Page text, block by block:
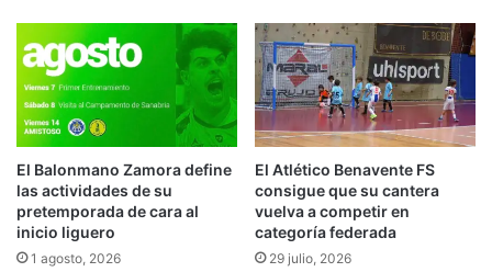
El Balonmano Zamora define
las actividades de su
pretemporada de cara al
inicio liguero
1 agosto, 2026
El Atlético Benavente FS
consigue que su cantera
vuelva a competir en
categoría federada
29 julio, 2026